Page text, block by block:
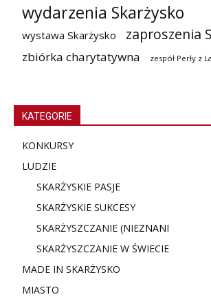
wydarzenia Skarżysko
wystawa Skarżysko zaproszenia
zbiórka charytatywna zespół Perły z
KATEGORIE
KONKURSY
LUDZIE
SKARŻYSKIE PASJE
SKARŻYSKIE SUKCESY
SKARŻYSZCZANIE (NIEZNANI
SKARŻYSZCZANIE W ŚWIECIE
MADE IN SKARŻYSKO
MIASTO